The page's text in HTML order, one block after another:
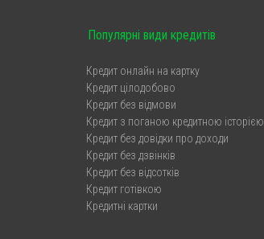
Популярні види кредитів
Кредит онлайн на картку
Кредит цілодобово
Кредит без відмови
Кредит з поганою кредитною історією
Кредит без довідки про доходи
Кредит без дзвінків
Кредит без відсотків
Кредит готівкою
Кредитні картки